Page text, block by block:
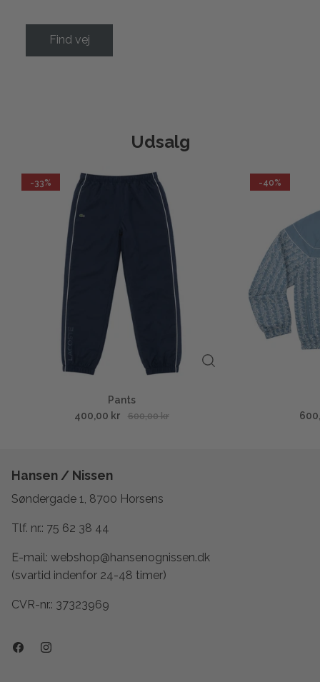
Find vej
Udsalg
-33%
Pants
400,00 kr
600,00 kr
-40%
Hansen / Nissen
Søndergade 1, 8700 Horsens
Tlf. nr.: 75 62 38 44
E-mail: webshop@hansenognissen.dk
(svartid indenfor 24-48 timer)
CVR-nr.: 37323969